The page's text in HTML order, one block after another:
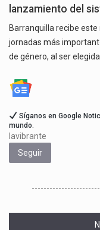
lanzamiento del
Barranquilla recibe
jornadas más
de género, al ser
Síganos en Google
mundo.
lavibrante
Seguir